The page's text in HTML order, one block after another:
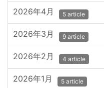
2026年4月 5 article
2026年3月 9 article
2026年2月 4 article
2026年1月 5 article